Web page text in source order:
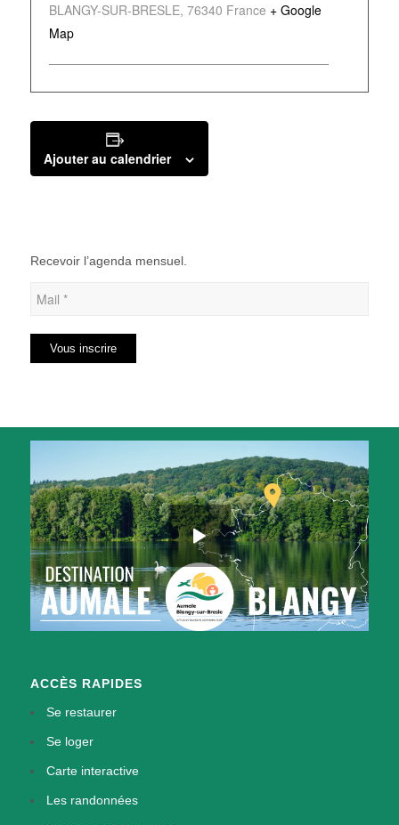
BLANGY-SUR-BRESLE, 76340 France + Google
Map
Ajouter au calendrier
Recevoir l’agenda mensuel.
ACCÈS RAPIDES
Se restaurer
Se loger
Carte interactive
Les randonnées